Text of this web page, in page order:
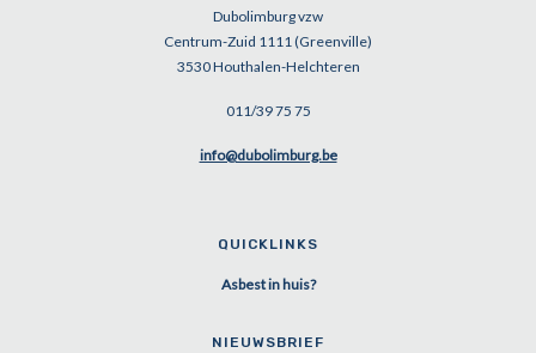
Dubolimburg vzw
Centrum-Zuid 1111 (Greenville)
3530 Houthalen-Helchteren
011/39 75 75
info@dubolimburg.be
QUICKLINKS
Asbest in huis?
NIEUWSBRIEF